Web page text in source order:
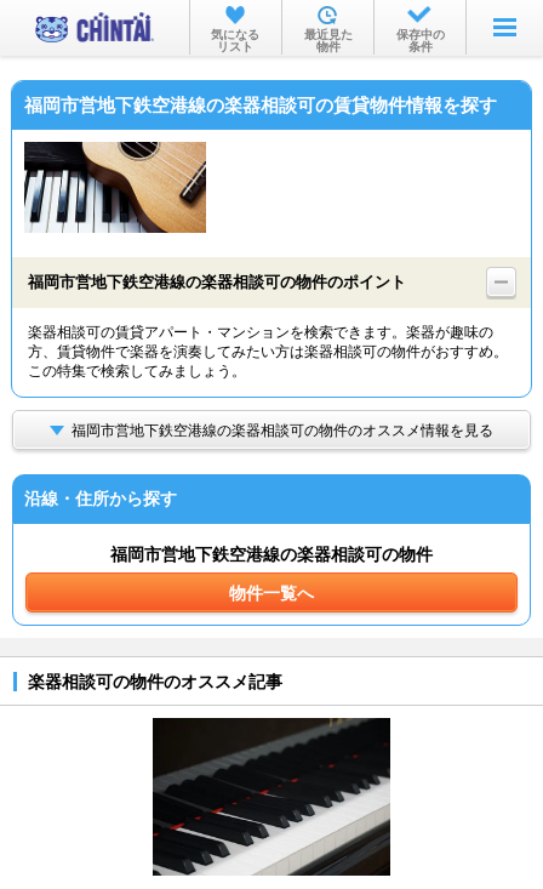
お部屋を探す
沿線・駅から
物件特集から
TOP
気になる
リスト
最近見た
物件
保存中の
条件
福岡市営地下鉄空港線の楽器相談可の賃貸物件情報を探す
福岡市営地下鉄空港線の楽器相談可の物件のポイント
楽器相談可の賃貸アパート・マンションを検索できます。楽器が趣味の
方、賃貸物件で楽器を演奏してみたい方は楽器相談可の物件がおすすめ。
この特集で検索してみましょう。
福岡市営地下鉄空港線の楽器相談可の物件のオススメ情報を見る
沿線・住所から探す
福岡市営地下鉄空港線の楽器相談可の物件
物件一覧へ
楽器相談可の物件のオススメ記事